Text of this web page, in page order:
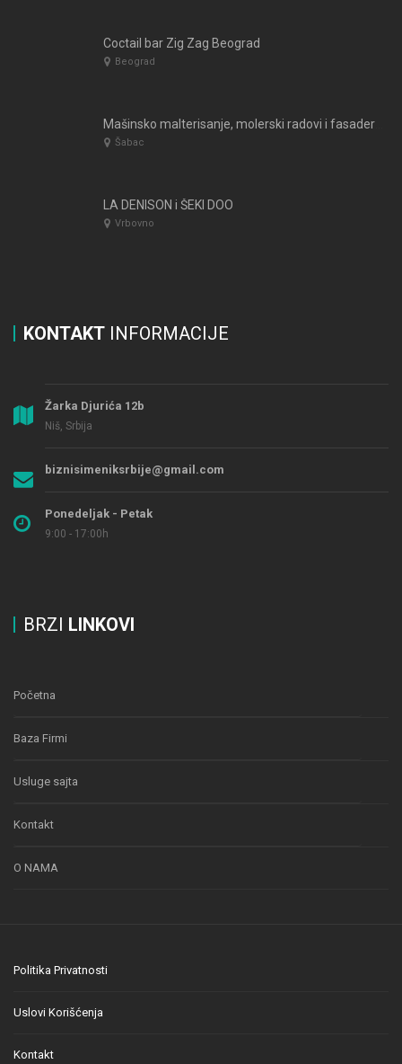
Coctail bar Zig Zag Beograd
Beograd
Šabac
LA DENISON i ŠEKI DOO
Vrbovno
KONTAKT INFORMACIJE
Žarka Djurića 12b
Niš, Srbija
biznisimeniksrbije@gmail.com
Ponedeljak - Petak
9:00 - 17:00h
BRZI LINKOVI
Početna
Baza Firmi
Usluge sajta
Kontakt
O NAMA
Politika Privatnosti
Uslovi Korišćenja
Kontakt